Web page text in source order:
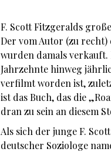
F. Scott Fitzgeralds
Der vom Autor (zu
wurden damals verkauft.
Jahrzehnte hinweg
verfilmt worden ist,
ist das Buch, das die
dran zu sein an diesem
Als sich der junge F.
deutscher Soziologe